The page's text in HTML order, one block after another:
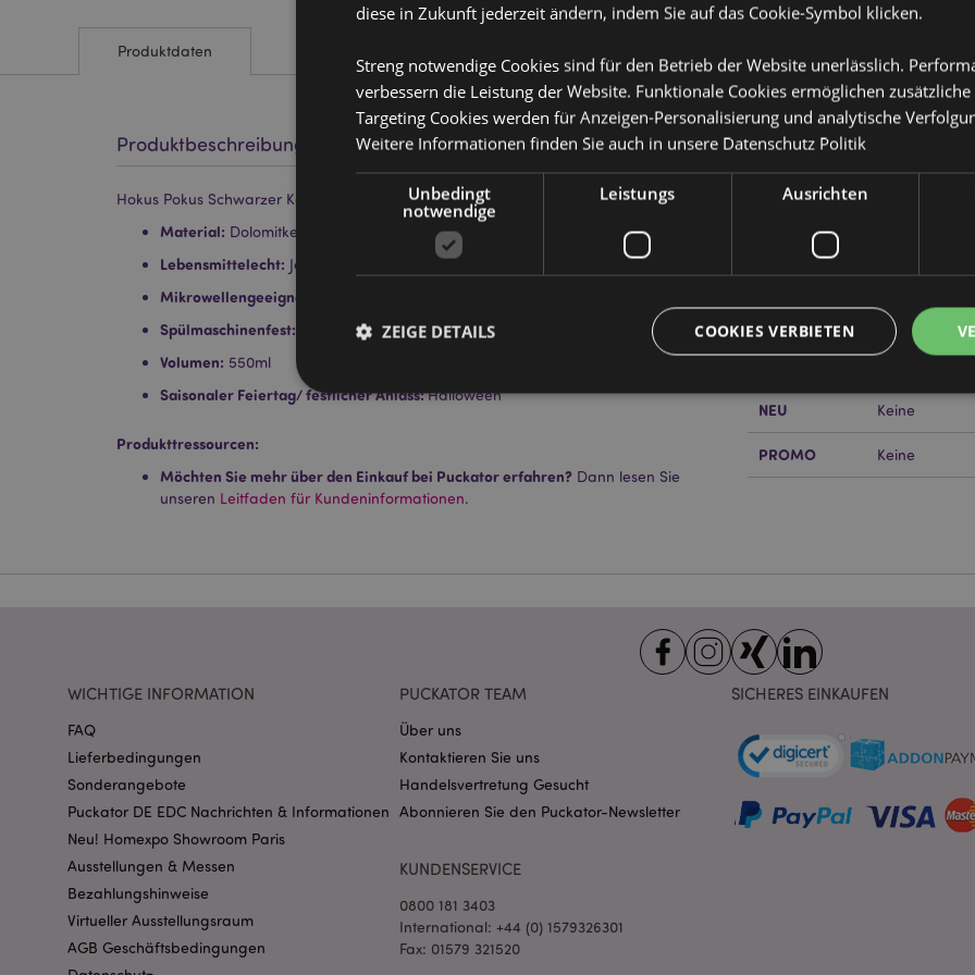
Produktdaten
Produktbeschreibung
Hokus Pokus Schwarzer Keramikbecher
Material: Dolomitkeramik
Lebensmittelecht: Ja
Mikrowellengeeignet:
Spülmaschinenfest:
Volumen: 550ml
Saisonaler Feiertag/ festlicher Anlass:Halloween
Produkttressourcen:
Möchten Sie mehr über den Einkauf bei Puckator erfahren? Dann lesen Sie
unseren Leitfaden für Kundeninformationen.
Produktattribute
Mehr
Information
Abmessungen Höhe 10cm
EAN-Nummer
Kartonmenge 24
Gewicht (kg) 0.376000
NEU Keine
PROMO Keine
WICHTIGE INFORMATION
FAQ
Lieferbedingungen
Sonderangebote
Puckator DE EDC Nachrichten & Informationen
Neu! Homexpo Showroom Paris
Ausstellungen & Messen
Bezahlungshinweise
Virtueller Ausstellungsraum
AGB Geschäftsbedingungen
PUCKATOR TEAM
Über uns
Kontaktieren Sie uns
Handelsvertretung Gesucht
Abonnieren Sie den Puckator-Newsletter
KUNDENSERVICE
0800 181 3403
International: +44 (0) 1579326301
Fax: 01579 321520
SICHERES EINKAUFEN
diese in Zukunft jederzeit ändern, indem Sie auf das Cookie-Symbol klicken.
Streng notwendige Cookies sind für den Betrieb der Website unerlässlich.
verbessern die Leistung der Website. Funktionale Cookies ermöglichen
Targeting Cookies werden für Anzeigen-Personalisierung und analytische
Weitere Informationen finden Sie auch in unsere Datenschutz Politik
Unbedingt
notwendige
Leistungs Ausrichten
COOKIES VERBIETEN
ZEIGE DETAILS
Leistungs Ausrichten Funktions
Streng-notwendige-Cookies ermöglichen Kernfunktionen der Website wie die Benutzeranmeldung und die
Ohne unbedingt notwendige cookies kann die Website nicht richtig genutzt werden.
CookieScriptConsent
CookieScript
1 Monat
Dieses Cookie wird vom
funktionieren.
invalidation
Adobe Inc.
1 Tag
Dieses Cookie wird verwendet,
Zwischenspeichern von
erleichtern und das Laden von
1 Tag 16
Stunden
Cookie, das von
auf der PHP-Sprache basieren.
Normalerweise handelt es sich
generierte Zahl. Die Art und
verwendet wird, kann für die
mage-messages
www.puckator.de